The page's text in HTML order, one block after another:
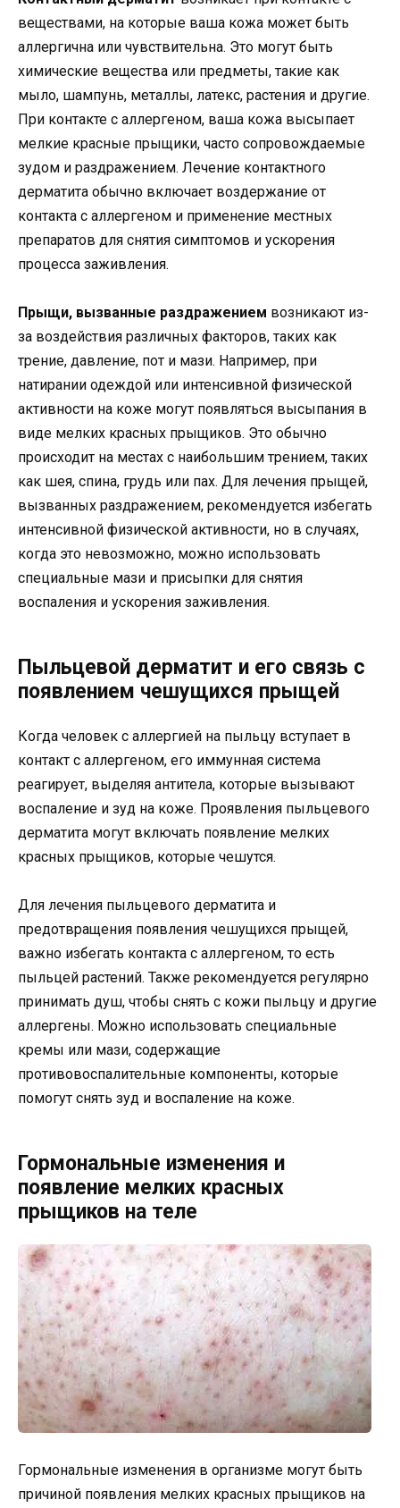
веществами, на которые ваша кожа может быть
аллергична или чувствительна. Это могут быть
химические вещества или предметы, такие как
мыло, шампунь, металлы, латекс, растения и другие.
При контакте с аллергеном, ваша кожа высыпает
мелкие красные прыщики, часто сопровождаемые
зудом и раздражением. Лечение контактного
дерматита обычно включает воздержание от
контакта с аллергеном и применение местных
препаратов для снятия симптомов и ускорения
процесса заживления.
Прыщи, вызванные раздражением возникают из-
за воздействия различных факторов, таких как
трение, давление, пот и мази. Например, при
натирании одеждой или интенсивной физической
активности на коже могут появляться высыпания в
виде мелких красных прыщиков. Это обычно
происходит на местах с наибольшим трением, таких
как шея, спина, грудь или пах. Для лечения прыщей,
вызванных раздражением, рекомендуется избегать
интенсивной физической активности, но в случаях,
когда это невозможно, можно использовать
специальные мази и присыпки для снятия
воспаления и ускорения заживления.
Пыльцевой дерматит и его связь с
появлением чешущихся прыщей
Когда человек с аллергией на пыльцу вступает в
контакт с аллергеном, его иммунная система
реагирует, выделяя антитела, которые вызывают
воспаление и зуд на коже. Проявления пыльцевого
дерматита могут включать появление мелких
красных прыщиков, которые чешутся.
Для лечения пыльцевого дерматита и
предотвращения появления чешущихся прыщей,
важно избегать контакта с аллергеном, то есть
пыльцей растений. Также рекомендуется регулярно
принимать душ, чтобы снять с кожи пыльцу и другие
аллергены. Можно использовать специальные
кремы или мази, содержащие
противовоспалительные компоненты, которые
помогут снять зуд и воспаление на коже.
Гормональные изменения и
появление мелких красных
прыщиков на теле
Гормональные изменения в организме могут быть
причиной появления мелких красных прыщиков на